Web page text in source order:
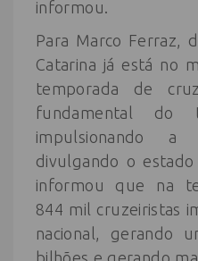
informou.
Para Marco Ferraz,
Catarina já está no
temporada de
fundamental do
impulsionando
divulgando o
informou que na
844 mil cruzeiristas
nacional, gerando
bilhões e gerando